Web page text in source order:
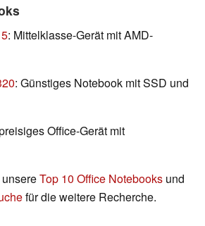
: Mittelklasse-Gerät mit AMD-
: Günstiges Notebook mit SSD und
Office-Gerät mit
Top 10 Office Notebooks und
für die weitere Recherche.